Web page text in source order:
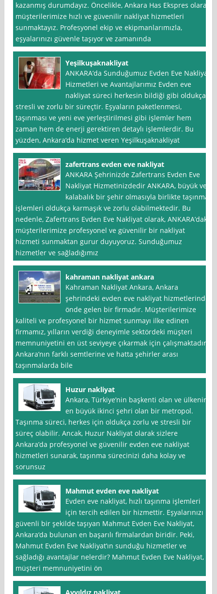
kazanmış durumdayız. Öncelikle, Ankara Has Ekspres olarak
müşterilerimize hızlı ve güvenilir nakliyat hizmetleri
sunmaktayız. Profesyonel ekip ve ekipmanlarımızla,
eşyalarınızı güvenle taşıyor ve zamanında
Yeşilkuşaknakliyat
ANKARA’da Sunduğumuz Evden Eve Nakliyat
Hizmetleri ve Avantajlarımız Evden eve
nakliyat süreci herkesin bildiği gibi oldukça
stresli ve zorlu bir süreçtir. Eşyaların paketlenmesi,
taşınması ve yeni eve yerleştirilmesi gibi işlemler hem
zaman hem de enerji gerektiren detaylı işlemlerdir. Bu
yüzden, Ankara‘da hizmet veren Yeşilkuşaknakliyat
zafertrans evden eve nakliyat
ANKARA Şehrinizde Zafertrans Evden Eve
Nakliyat Hizmetinizdedir ANKARA, büyük ve
kalabalık bir şehir olmasıyla birlikte taşınma
işlemleri oldukça karmaşık ve zorlu olabilmektedir. Bu
nedenle, Zafertrans Evden Eve Nakliyat olarak, ANKARA’daki
müşterilerimize profesyonel ve güvenilir bir nakliyat
hizmeti sunmaktan gurur duyuyoruz. Sunduğumuz
hizmetler ve sağladığımız
kahraman nakliyat ankara
Kahraman Nakliyat Ankara, Ankara
şehrindeki evden eve nakliyat hizmetlerinde
önde gelen bir firmadır. Müşterilerimize
kaliteli ve profesyonel bir hizmet sunmayı ilke edinen
firmamız, yılların verdiği deneyimle sektördeki müşteri
memnuniyetini en üst seviyeye çıkarmak için çalışmaktadır.
Ankara’nın farklı semtlerine ve hatta şehirler arası
taşınmalarda bile
Huzur nakliyat
Ankara, Türkiye’nin başkenti olan ve ülkenin
en büyük ikinci şehri olan bir metropol.
Taşınma süreci, herkes için oldukça zorlu ve stresli bir
süreç olabilir. Ancak, Huzur Nakliyat olarak sizlere
Ankara’da profesyonel ve güvenilir evden eve nakliyat
hizmetleri sunarak, taşınma sürecinizi daha kolay ve
sorunsuz
Mahmut evden eve nakliyat
Evden eve nakliyat, hızlı taşınma işlemleri
için tercih edilen bir hizmettir. Eşyalarınızı
güvenli bir şekilde taşıyan Mahmut Evden Eve Nakliyat,
Ankara‘da bulunan en başarılı firmalardan biridir. Peki,
Mahmut Evden Eve Nakliyat’ın sunduğu hizmetler ve
sağladığı avantajlar nelerdir? Mahmut Evden Eve Nakliyat,
müşteri memnuniyetini ön